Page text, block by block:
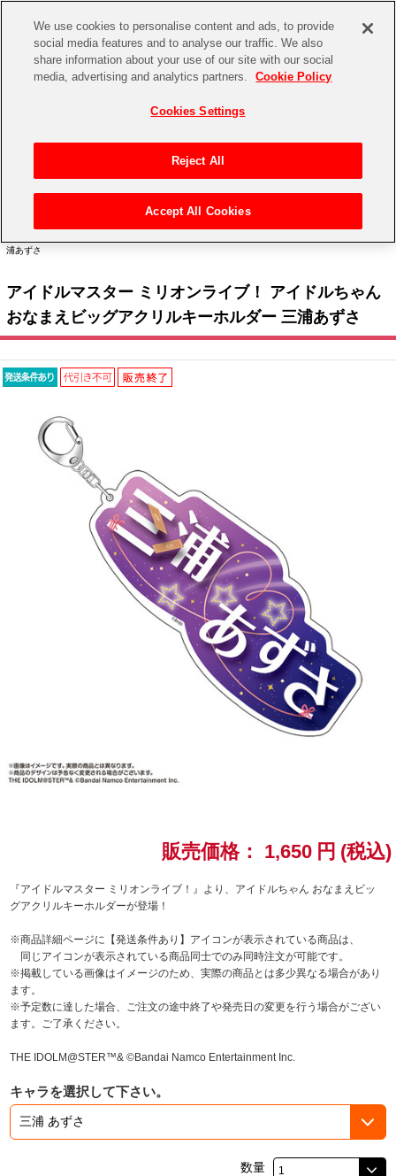
CHANNEL STORE EVENT
ASOBI STORE TOP
ゲーム 電子書籍
CD / Blu-ray
EVENT
ASOBI TICKET
その他先行受付
プレミアム会員とは
アイドルマスターシリーズ
アイドルマスター
学園アイドルマスター
プロジェクトアイマス ヴイアライヴ
テイルズ オブ シリーズ
ラブライブ！
ラブライブ！サンシャイン‼
ラブライブ！虹ヶ咲学園スクールアイドル同好会
モフモフパレード
イベントグッズ
トイ・ホビー
アイドルマスター シリーズ>アイドルマスター ミリオンライブ！
浦あずさ
アイドルマスター ミリオンライブ！ アイドルちゃん
おなまえビッグアクリルキーホルダー 三浦あずさ
販売価格： 1,650 円 (税込)
『アイドルマスター ミリオンライブ！』より、アイドルちゃん おなまえビッ
グアクリルキーホルダーが登場！
※商品詳細ページに【発送条件あり】アイコンが表示されている商品は、
同じアイコンが表示されている商品同士でのみ同時注文が可能です。
※掲載している画像はイメージのため、実際の商品とは多少異なる場合があり
ます。
※予定数に達した場合、ご注文の途中終了や発売日の変更を行う場合がござい
ます。ご了承ください。
THE IDOLM@STER™& ©Bandai Namco Entertainment Inc.
キャラを選択して下さい。
数量
We use cookies to personalise content and ads, to provide
social media features and to analyse our traffic. We also
share information about your use of our site with our social
media, advertising and analytics partners.
Cookie Policy
Cookies Settings
Reject All
Accept All Cookies